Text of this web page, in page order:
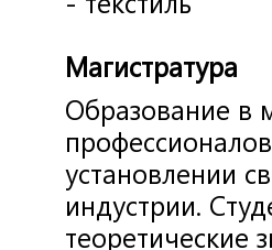
Магистратура
Образование в
установлении
индустрии.
теоретические